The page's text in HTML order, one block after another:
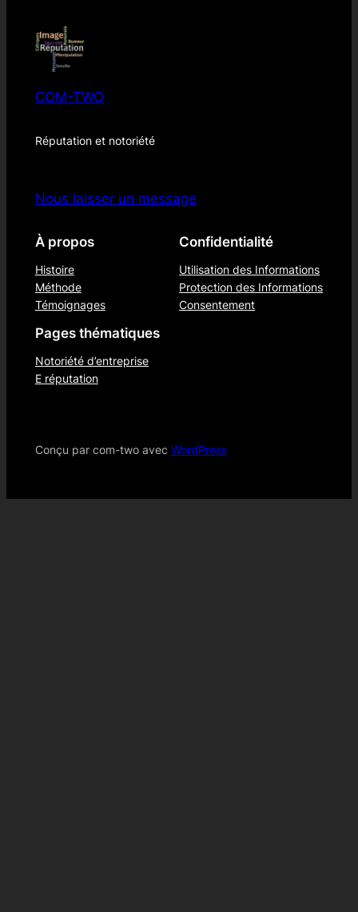
COM-TWO
Réputation et notoriété
Nous laisser un message
À propos
Histoire
Méthode
Témoignages
Confidentialité
Utilisation des Informations
Protection des Informations
Consentement
Pages thématiques
Notoriété d’entreprise
E réputation
Conçu par com-two avec WordPress